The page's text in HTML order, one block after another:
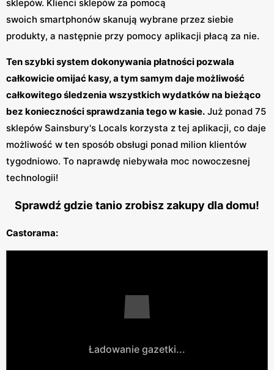
sklepów. Klienci sklepów za pomocą
swoich smartphonów skanują wybrane przez siebie
produkty, a następnie przy pomocy aplikacji płacą za nie.
Ten szybki system dokonywania płatności pozwala
całkowicie omijać kasy, a tym samym daje możliwość
całkowitego śledzenia wszystkich wydatków na bieżąco
bez konieczności sprawdzania tego w kasie. Już ponad 75
sklepów Sainsbury's Locals korzysta z tej aplikacji, co daje
możliwość w ten sposób obsługi ponad milion klientów
tygodniowo. To naprawdę niebywała moc nowoczesnej
technologii!
Sprawdź gdzie tanio zrobisz zakupy dla domu!
Castorama:
Ładowanie gazetki...